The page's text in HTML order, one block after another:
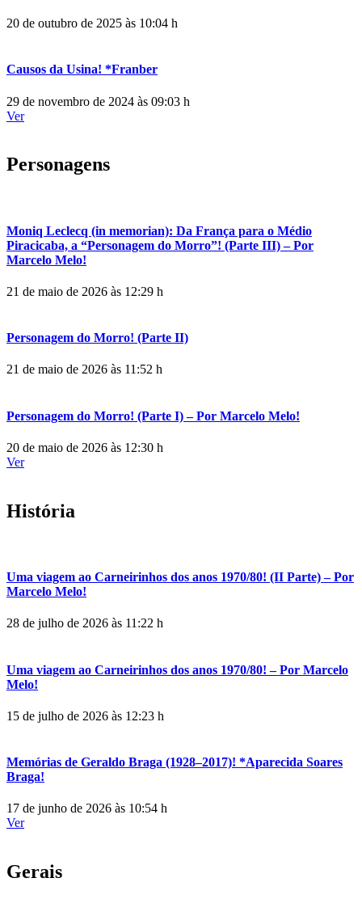
20 de outubro de 2025 às 10:04 h
Causos da Usina! *Franber
29 de novembro de 2024 às 09:03 h
Ver
Personagens
Moniq Leclecq (in memorian): Da França para o Médio
Piracicaba, a “Personagem do Morro”! (Parte III) – Por
Marcelo Melo!
21 de maio de 2026 às 12:29 h
Personagem do Morro! (Parte II)
21 de maio de 2026 às 11:52 h
Personagem do Morro! (Parte I) – Por Marcelo Melo!
20 de maio de 2026 às 12:30 h
Ver
História
Uma viagem ao Carneirinhos dos anos 1970/80! (II Parte) – Por
Marcelo Melo!
28 de julho de 2026 às 11:22 h
Uma viagem ao Carneirinhos dos anos 1970/80! – Por Marcelo
Melo!
15 de julho de 2026 às 12:23 h
Memórias de Geraldo Braga (1928–2017)! *Aparecida Soares
Braga!
17 de junho de 2026 às 10:54 h
Ver
Gerais